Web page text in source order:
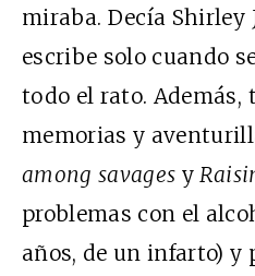
miraba. Decía Shirley
escribe solo cuando
todo el rato. Además,
memorias y
among savages y
problemas con el
años, de un infarto) y